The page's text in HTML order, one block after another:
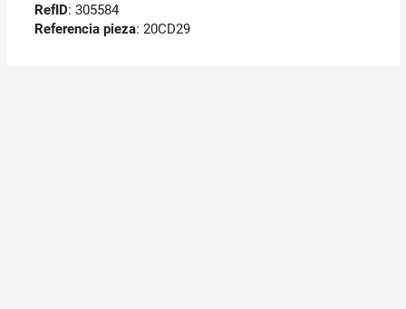
RefID: 305584
Referencia pieza: 20CD29